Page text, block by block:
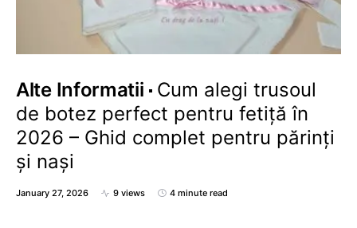
Alte Informatii
Cum alegi trusoul
de botez perfect pentru fetiță în
2026 – Ghid complet pentru părinți
și nași
January 27, 2026 9 views 4 minute read